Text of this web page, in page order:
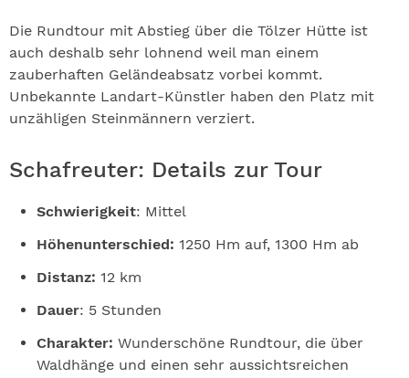
Die Rundtour mit Abstieg über die Tölzer Hütte ist
auch deshalb sehr lohnend weil man einem
zauberhaften Geländeabsatz vorbei kommt.
Unbekannte Landart-Künstler haben den Platz mit
unzähligen Steinmännern verziert.
Schafreuter: Details zur Tour
Schwierigkeit: Mittel
Höhenunterschied: 1250 Hm auf, 1300 Hm ab
Distanz: 12 km
Dauer: 5 Stunden
Charakter: Wunderschöne Rundtour, die über
Waldhänge und einen sehr aussichtsreichen